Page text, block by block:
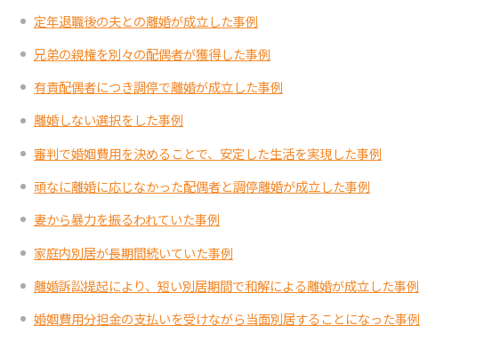
定年退職後の夫との離婚が成立した事例
兄弟の親権を別々の配偶者が獲得した事例
有責配偶者につき調停で離婚が成立した事例
離婚しない選択をした事例
審判で婚姻費用を決めることで、安定した生活を実現した事例
頑なに離婚に応じなかった配偶者と調停離婚が成立した事例
妻から暴力を振るわれていた事例
家庭内別居が長期間続いていた事例
離婚訴訟提起により、短い別居期間で和解による離婚が成立した事例
婚姻費用分担金の支払いを受けながら当面別居することになった事例